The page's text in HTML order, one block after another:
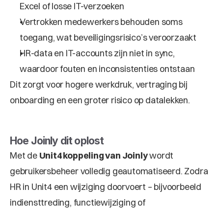
Excel of losse IT-verzoeken
Vertrokken medewerkers behouden soms
toegang, wat beveiligingsrisico’s veroorzaakt
HR-data en IT-accounts zijn niet in sync,
waardoor fouten en inconsistenties ontstaan
Dit zorgt voor hogere werkdruk, vertraging bij
onboarding en een groter risico op datalekken.
Hoe Joinly dit oplost
Met de Unit4 koppeling van Joinly wordt
gebruikersbeheer volledig geautomatiseerd. Zodra
HR in Unit4 een wijziging doorvoert – bijvoorbeeld
indiensttreding, functiewijziging of